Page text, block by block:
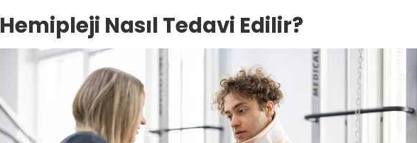
Hemipleji Nasıl Tedavi Edilir?